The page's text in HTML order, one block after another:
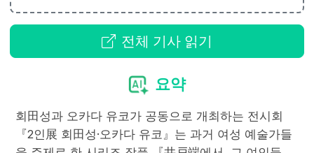
전체 기사 읽기
요약
회田성과 오카다 유코가 공동으로 개최하는 전시회
『2인展 회田성·오카다 유코』는 과거 여성 예술가들